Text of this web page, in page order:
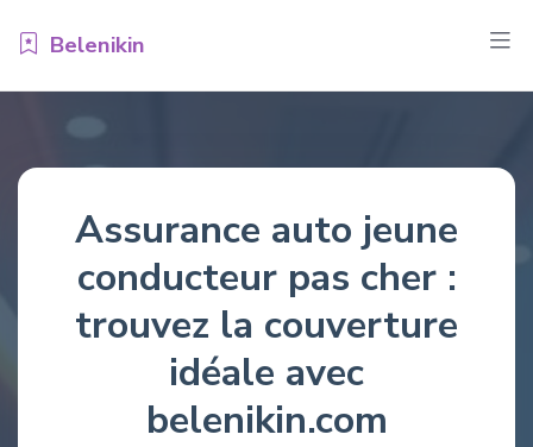
Belenikin
Assurance auto jeune
conducteur pas cher :
trouvez la couverture
idéale avec
belenikin.com